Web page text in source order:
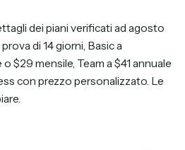
dei piani verificati ad agosto
di 14 giorni, Basic a
$29 mensile, Team a $41 annuale
con prezzo personalizzato. Le